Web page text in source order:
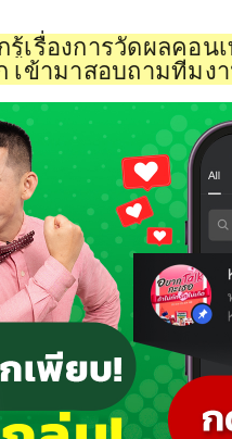
กรู้เรื่องการวัดผลคอ
เข้ามาสอบถามทีมง